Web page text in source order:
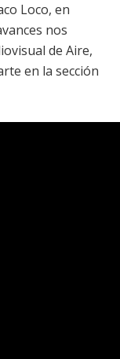
Loco, en
nos
de Aire,
en la sección